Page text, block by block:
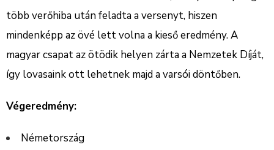
több verőhiba után feladta a versenyt, hiszen
mindenképp az övé lett volna a kieső eredmény. A
magyar csapat az ötödik helyen zárta a Nemzetek Díját,
így lovasaink ott lehetnek majd a varsói döntőben.
Végeredmény:
Németország